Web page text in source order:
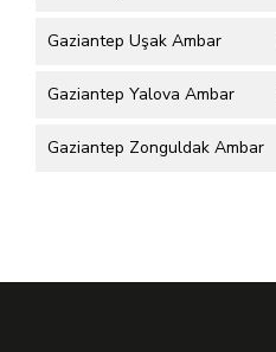
Gaziantep Uşak Ambar
Gaziantep Yalova Ambar
Gaziantep Zonguldak Ambar